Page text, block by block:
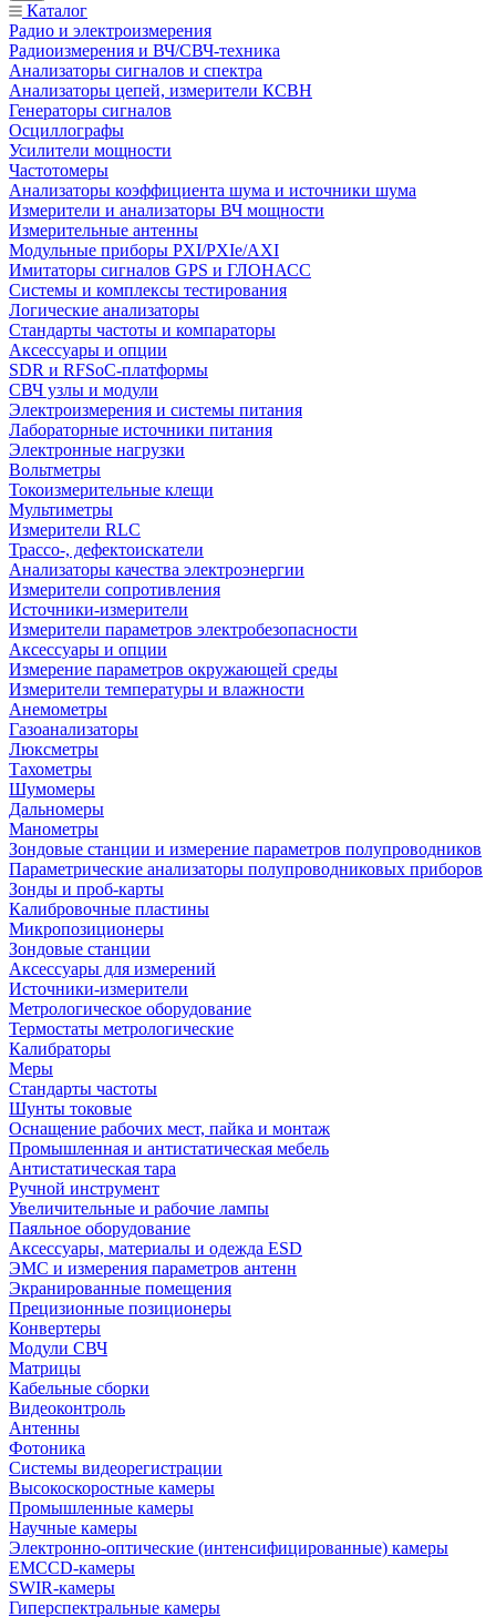
Каталог
Радио и электроизмерения
Радиоизмерения и ВЧ/СВЧ-техника
Анализаторы сигналов и спектра
Анализаторы цепей, измерители КСВН
Генераторы сигналов
Осциллографы
Усилители мощности
Частотомеры
Анализаторы коэффициента шума и источники шума
Измерители и анализаторы ВЧ мощности
Измерительные антенны
Модульные приборы PXI/PXIe/AXI
Имитаторы сигналов GPS и ГЛОНАСС
Системы и комплексы тестирования
Логические анализаторы
Стандарты частоты и компараторы
Аксессуары и опции
SDR и RFSoC‑платформы
СВЧ узлы и модули
Электроизмерения и системы питания
Лабораторные источники питания
Электронные нагрузки
Вольтметры
Токоизмерительные клещи
Мультиметры
Измерители RLC
Трассо-, дефектоискатели
Анализаторы качества электроэнергии
Измерители сопротивления
Источники-измерители
Измерители параметров электробезопасности
Аксессуары и опции
Измерение параметров окружающей среды
Измерители температуры и влажности
Анемометры
Газоанализаторы
Люксметры
Тахометры
Шумомеры
Дальномеры
Манометры
Зондовые станции и измерение параметров полупроводников
Параметрические анализаторы полупроводниковых приборов
Зонды и проб-карты
Калибровочные пластины
Микропозиционеры
Зондовые станции
Аксессуары для измерений
Источники-измерители
Метрологическое оборудование
Термостаты метрологические
Калибраторы
Меры
Стандарты частоты
Шунты токовые
Оснащение рабочих мест, пайка и монтаж
Промышленная и антистатическая мебель
Антистатическая тара
Ручной инструмент
Увеличительные и рабочие лампы
Паяльное оборудование
Аксессуары, материалы и одежда ESD
ЭМС и измерения параметров антенн
Экранированные помещения
Прецизионные позиционеры
Конвертеры
Модули СВЧ
Матрицы
Кабельные сборки
Видеоконтроль
Антенны
Фотоника
Cистемы видеорегистрации
Высокоскоростные камеры
Промышленные камеры
Научные камеры
Электронно-оптические (интенсифицированные) камеры
EMCCD-камеры
SWIR-камеры
Гиперспектральные камеры